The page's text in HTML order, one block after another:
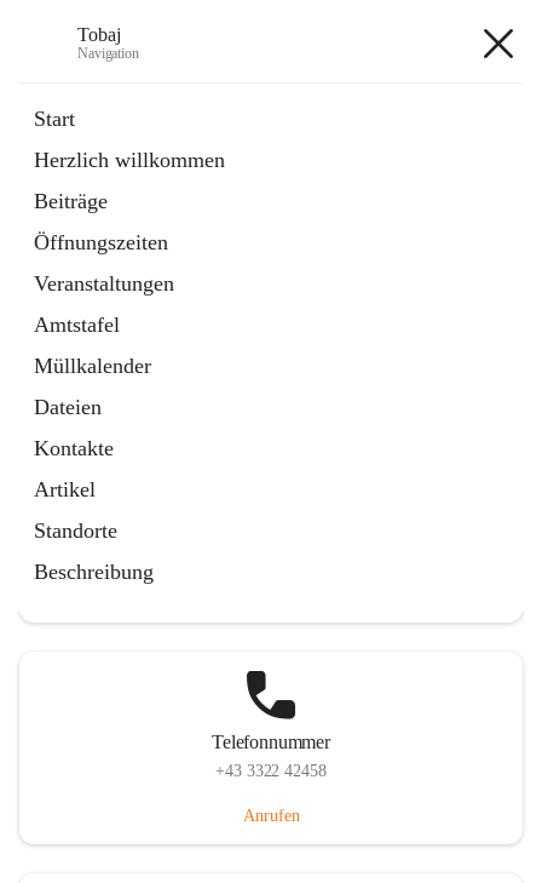
Tobaj
Navigation
Start
Herzlich willkommen
Beiträge
Öffnungszeiten
Veranstaltungen
Amtstafel
Müllkalender
Dateien
Kontakte
Artikel
Standorte
Beschreibung
Externe Webseite
in
Tab
Formulare
2 Schnellzugriffe
Telefonnummer
+43 3322 42458
Anrufen